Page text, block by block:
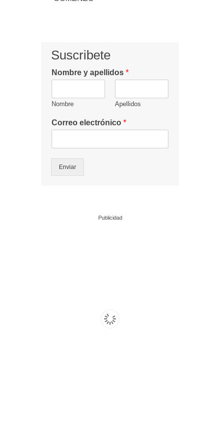
Suscribete
Nombre y apellidos *
Nombre Apellidos
Correo electrónico *
Enviar
Publicidad